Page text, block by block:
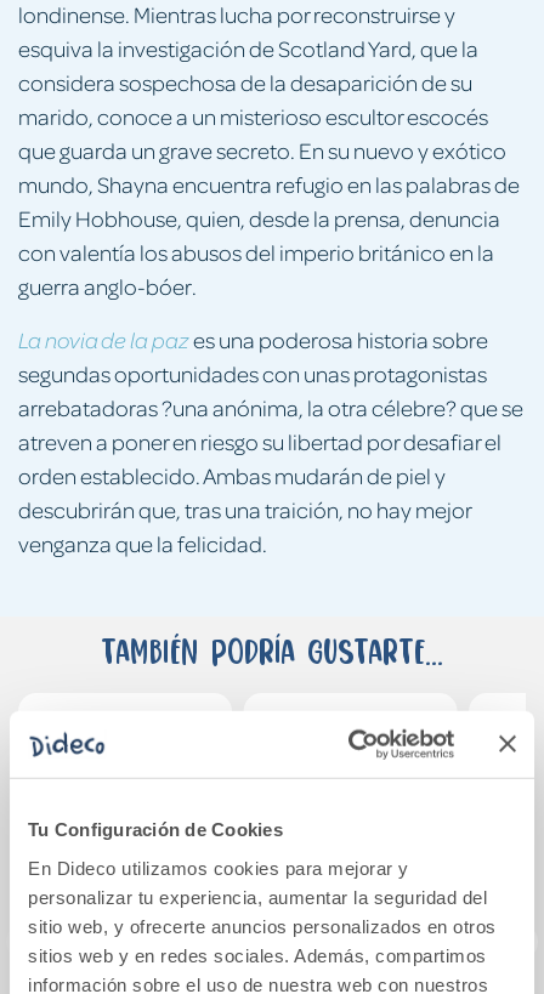
Tu Configuración de Cookies
En Dideco utilizamos cookies para mejorar y
personalizar tu experiencia, aumentar la seguridad del
sitio web, y ofrecerte anuncios personalizados en otros
sitios web y en redes sociales. Además, compartimos
información sobre el uso de nuestra web con nuestros
londinense. Mientras lucha por reconstruirse y
esquiva la investigación de Scotland Yard, que la
considera sospechosa de la desaparición de su
marido, conoce a un misterioso escultor escocés
que guarda un grave secreto. En su nuevo y exótico
mundo, Shayna encuentra refugio en las palabras de
Emily Hobhouse, quien, desde la prensa, denuncia
con valentía los abusos del imperio británico en la
guerra anglo-bóer.
La novia de la pazes una poderosa historia sobre
segundas oportunidades con unas protagonistas
arrebatadoras ?una anónima, la otra célebre? que se
atreven a poner en riesgo su libertad por desafiar el
orden establecido. Ambas mudarán de piel y
descubrirán que, tras una traición, no hay mejor
venganza que la felicidad.
También podría gustarte...